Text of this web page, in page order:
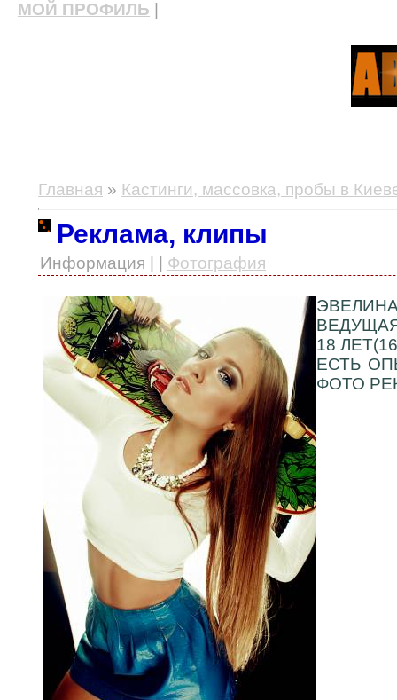
МОЙ ПРОФИЛЬ
Главная » Кастинги, массовка, пробы в
Реклама, клипы
Информация | | Фотография
18
ЕСТЬ
ФОТО